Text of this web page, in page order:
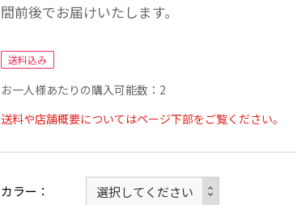
間前後でお届けいたします。
送料込み
お一人様あたりの購入可能数：2
送料や店舗概要についてはページ下部をご覧ください。
カラー